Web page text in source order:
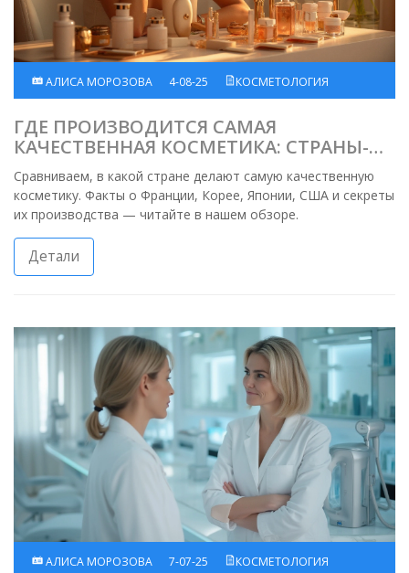
АЛИСА МОРОЗОВА 4-08-25 КОСМЕТОЛОГИЯ
ГДЕ ПРОИЗВОДИТСЯ САМАЯ
КАЧЕСТВЕННАЯ КОСМЕТИКА: СТРАНЫ-
ЛИДЕРЫ И СЕКРЕТЫ ПРОИЗВОДСТВА
Сравниваем, в какой стране делают самую качественную
косметику. Факты о Франции, Корее, Японии, США и секреты
их производства — читайте в нашем обзоре.
Детали
АЛИСА МОРОЗОВА 7-07-25 КОСМЕТОЛОГИЯ